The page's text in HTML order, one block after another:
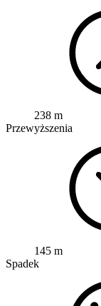
238 m
Przewyższenia
145 m
Spadek